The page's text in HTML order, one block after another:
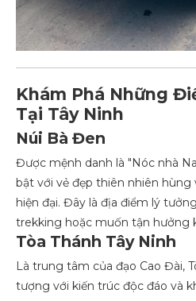
Khám Phá Những
Tại Tây Ninh
Núi Bà Đen
Được mệnh danh là "Nóc nhà
bật với vẻ đẹp thiên nhiên
hiện đại. Đây là địa điểm lý
trekking hoặc muốn tận hưởng
Tòa Thánh Tây Ninh
Là trung tâm của đạo Cao Đài,
tượng với kiến trúc độc đáo và